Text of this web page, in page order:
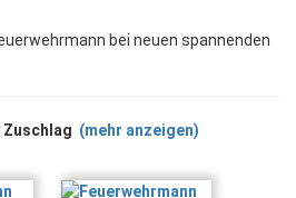
bei neuen spannenden
Zuschlag (mehr anzeigen)